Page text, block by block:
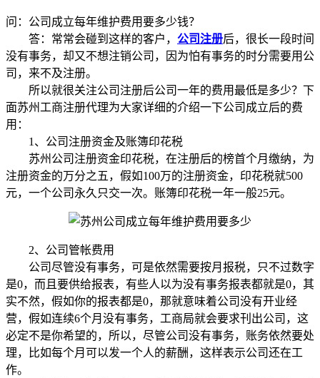
问：公司成立每年维护费用要多少钱？
答：常常会碰到这样的客户， 公司注册后，很长一段时间
没有事务，却又不想注销公司，因为怕有事务的时分需要用公
司，来不及注册。
所以就很关注公司注册后公司一年的费用最低是多少？下
面苏州工商注册代理为大家详细的介绍一下公司成立后的费
用：
1、公司注册资金及账簿印花税
苏州公司注册资金印花税，在注册后的榜首个月缴纳，为
注册资金的万分之五，假如100万的注册资金，印花税就500
元，一个公司永久只交一次。账簿印花税一年一般25元。
2、公司管帐费用
公司尽管没有事务，可是依然需要按月报税，只不过数字
是0，而且要供给报表，有些人以为没有事务报表都就是0，其
实不然，假如你的报表都是0，那就意味着公司没有开业经
营，假如连续6个月没有事务，工商局就会要求刊出公司，这
必定不是你希望的，所以，尽管公司没有事务，账务依然要处
理，比如每个月可以发一个人的薪酬，这样表示公司还在工
作。